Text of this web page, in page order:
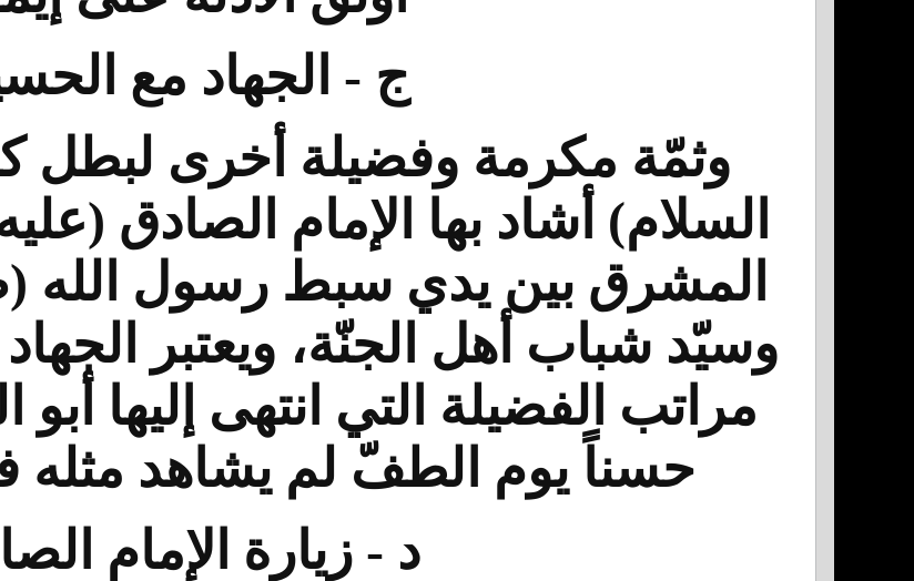
ج - الجهاد مع
وثمّة مكرمة وفضيلة أخرى لبطل
السلام) أشاد بها الإمام الصادق
المشرق بين يدي سبط رسول الله
وسيّد شباب أهل الجنّة، ويعتبر
مراتب الفضيلة التي انتهى إليها أبو
حسناً يوم الطفّ لم يشاهد مثله
د - زيارة الإمام